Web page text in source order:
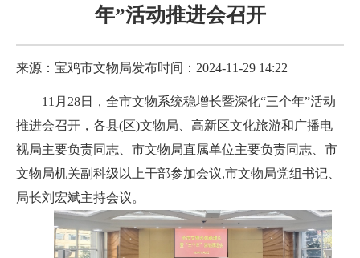
年”活动推进会召开
来源：宝鸡市文物局发布时间：2024-11-29 14:22
11月28日，全市文物系统稳增长暨深化“三个年”活动
推进会召开，各县(区)文物局、高新区文化旅游和广播电
视局主要负责同志、市文物局直属单位主要负责同志、市
文物局机关副科级以上干部参加会议,市文物局党组书记、
局长刘宏斌主持会议。